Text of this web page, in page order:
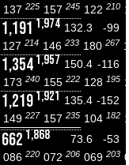
137 225 157 245 122 210
1,191 1,974 132.3 -99
127 214 146 233 180 267
1,3541,957 150.4 -116
173 240 155 222 128 195
1,2191,921 135.4 -152
149 227 157 235 104 182
662 1,868 73.6 -53
086 220 072 206 069 203